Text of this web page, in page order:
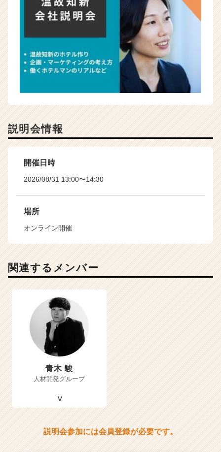
説明会情報
開催日時
2026/08/31 13:00〜14:30
場所
オンライン開催
関連するメンバー
青木 駿
人材開発グループ
説明会参加には会員登録が必要です。